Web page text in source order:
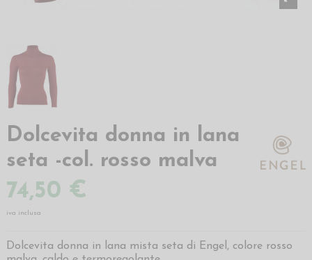
Dolcevita donna in lana
seta -col. rosso malva
74,50 €
iva inclusa
Dolcevita donna in lana mista seta di Engel, colore rosso